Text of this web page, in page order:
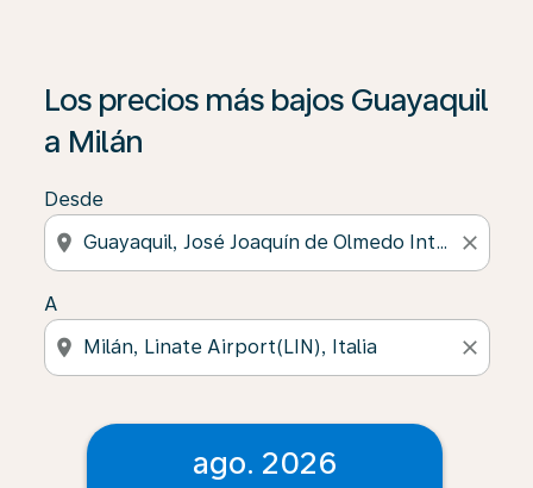
Los precios más bajos Guayaquil
a Milán
Desde
location_on close
A
location_on close
ago. 2026